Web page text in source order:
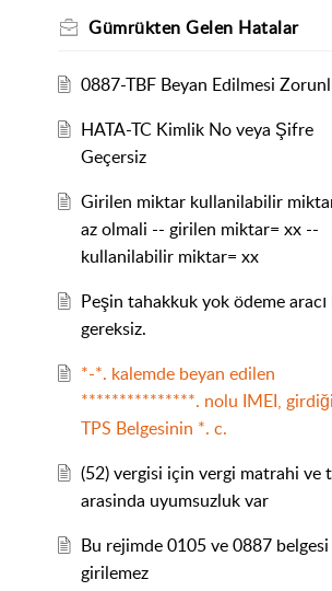
Gümrükten Gelen Hatalar
0887-TBF Beyan Edilmesi
HATA-TC Kimlik No veya Şifre
Geçersiz
Girilen miktar kullanilabilir
az olmali -- girilen miktar= xx --
kullanilabilir miktar= xx
Peşin tahakkuk yok ödeme
gereksiz.
*-*. kalemde beyan edilen
***************. nolu IMEI,
TPS Belgesinin *. c.
(52) vergisi için vergi matrahi ve
arasinda uyumsuzluk var
Bu rejimde 0105 ve 0887 belgesi
girilemez